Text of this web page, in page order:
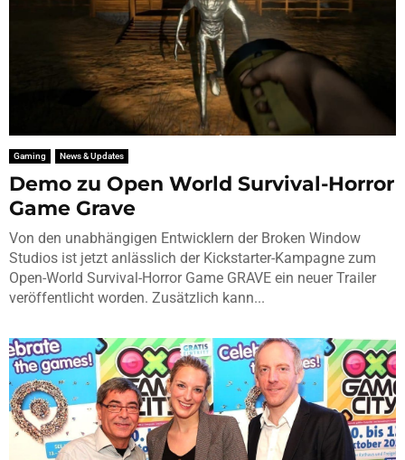
Gaming News & Updates
Demo zu Open World Survival-Horror
Game Grave
Von den unabhängigen Entwicklern der Broken Window
Studios ist jetzt anlässlich der Kickstarter-Kampagne zum
Open-World Survival-Horror Game GRAVE ein neuer Trailer
veröffentlicht worden. Zusätzlich kann...